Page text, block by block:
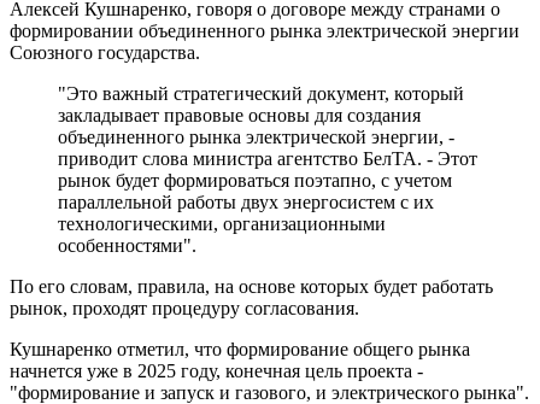
Алексей Кушнаренко, говоря о договоре между странами о
формировании объединенного рынка электрической энергии
Союзного государства.
"Это важный стратегический документ, который
закладывает правовые основы для создания
объединенного рынка электрической энергии, -
приводит слова министра агентство БелТА. - Этот
рынок будет формироваться поэтапно, с учетом
параллельной работы двух энергосистем с их
технологическими, организационными
особенностями".
По его словам, правила, на основе которых будет работать
рынок, проходят процедуру согласования.
Кушнаренко отметил, что формирование общего рынка
начнется уже в 2025 году, конечная цель проекта -
"формирование и запуск и газового, и электрического рынка".